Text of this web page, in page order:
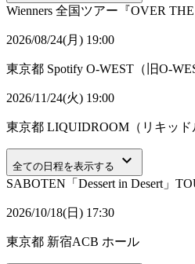
Wienners 全国ツアー『OVER THE
2026/08/24(月) 19:00
東京都 Spotify O-WEST（旧O-
2026/11/24(火) 19:00
東京都 LIQUIDROOM（リキッド
全ての日程を表示する keyboard_arrow_down
SABOTEN「Dessert in Desert」
2026/10/18(日) 17:30
東京都 新宿ACB ホール